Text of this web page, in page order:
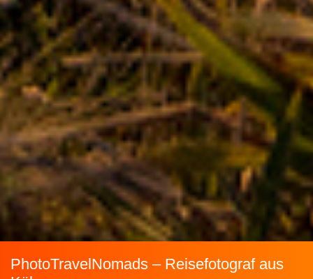
PhotoTravelNomads – Reisefotograf aus